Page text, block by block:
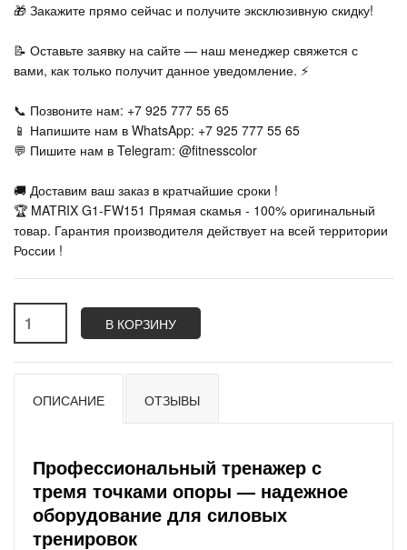
🎁 Закажите прямо сейчас и получите эксклюзивную скидку!
📝 Оставьте заявку на сайте — наш менеджер свяжется с
вами, как только получит данное уведомление. ⚡
📞 Позвоните нам: +7 925 777 55 65
📱 Напишите нам в WhatsApp: +7 925 777 55 65
💬 Пишите нам в Telegram: @fitnesscolor
🚚 Доставим ваш заказ в кратчайшие сроки !
🏆 MATRIX G1-FW151 Прямая скамья - 100% оригинальный
товар. Гарантия производителя действует на всей территории
России !
В КОРЗИНУ
ОПИСАНИЕ ОТЗЫВЫ
Профессиональный тренажер с
тремя точками опоры — надежное
оборудование для силовых
тренировок